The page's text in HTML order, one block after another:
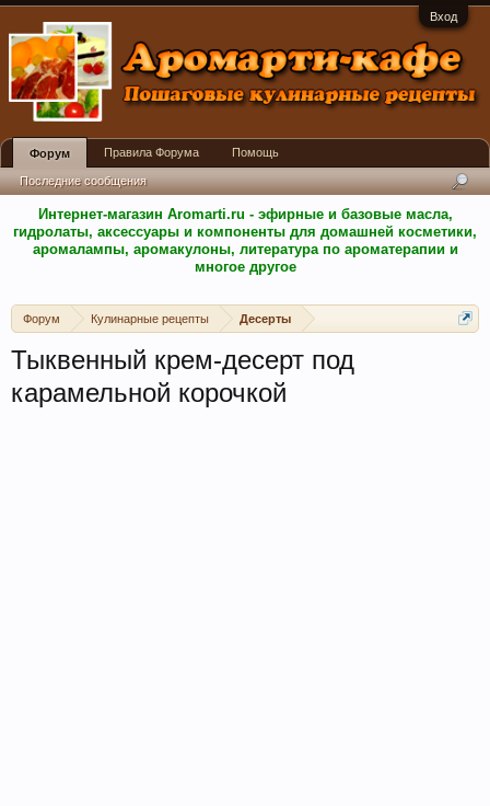
Вход
Интернет-магазин Aromarti.ru - эфирные и базовые масла,
гидролаты, аксессуары и компоненты для домашней косметики,
аромалампы, аромакулоны, литература по ароматерапии и
многое другое
Форум Кулинарные рецепты Десерты
Тыквенный крем-десерт под
карамельной корочкой
Форум
Последние сообщения
Правила Форума Помощь